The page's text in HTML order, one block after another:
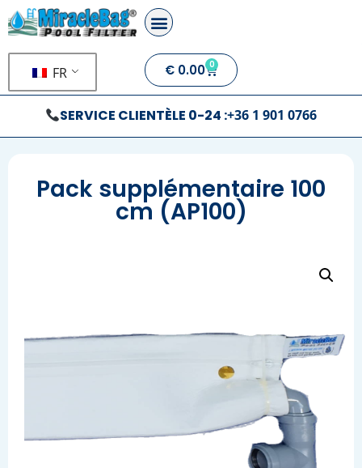
FR € 0.00 0
SERVICE CLIENTÈLE 0-24 :+36 1 901 0766
Pack supplémentaire 100
cm (AP100)